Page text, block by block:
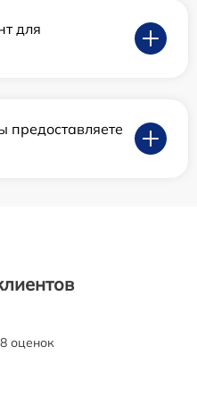
для
оценок